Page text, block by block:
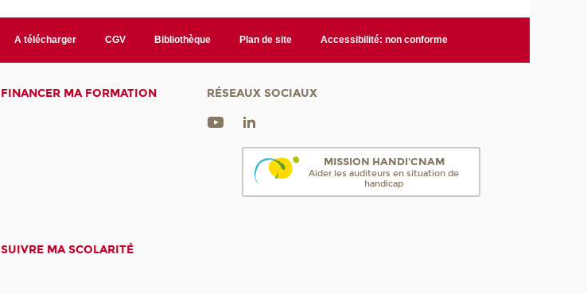
A télécharger CGV Bibliothèque Plan de site Accessibilité: non conforme
FINANCER MA FORMATION
SUIVRE MA SCOLARITÉ
RÉSEAUX SOCIAUX
MISSION HANDI'CNAM
Aider les auditeurs en situation de
handicap